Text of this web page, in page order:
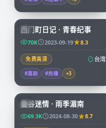
TW
西门町日记 · 青春纪事
70K 2023-09-19 8.3
免费高清 台湾
#喜剧 #热播 +3
CN
99:03
曼谷迷情 · 雨季湄南
69.3K 2024-08-30 8.7